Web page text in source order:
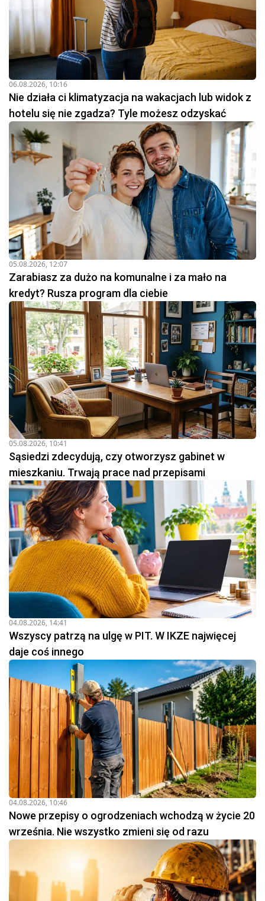
06.08.2026, 10:16
Nie działa ci klimatyzacja na wakacjach lub widok z
hotelu się nie zgadza? Tyle możesz odzyskać
05.08.2026, 12:07
Zarabiasz za dużo na komunalne i za mało na
kredyt? Rusza program dla ciebie
05.08.2026, 10:41
Sąsiedzi zdecydują, czy otworzysz gabinet w
mieszkaniu. Trwają prace nad przepisami
04.08.2026, 14:41
Wszyscy patrzą na ulgę w PIT. W IKZE najwięcej
daje coś innego
04.08.2026, 10:46
Nowe przepisy o ogrodzeniach wchodzą w życie 20
września. Nie wszystko zmieni się od razu